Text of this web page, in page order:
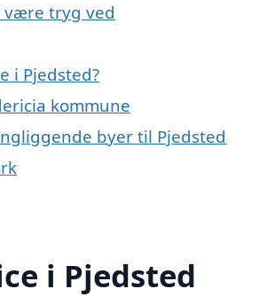
være tryg ved
i Pjedsted?
kommune
byer til Pjedsted
i Pjedsted